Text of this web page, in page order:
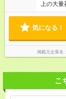
上の大量
気になる！
掲載元企業名
こ